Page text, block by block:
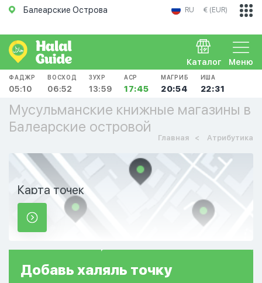
Балеарские Острова RU € (EUR)
Меню
Каталог
ФАДЖР
05:10
ВОСХОД
06:52
ЗУХР
13:59
АСР
17:45
МАГРИБ
20:54
ИША
22:31
Мусульманские книжные магазины в
Балеарские островой
Главная Атрибутика
Карта точек
Добавь халяль точку